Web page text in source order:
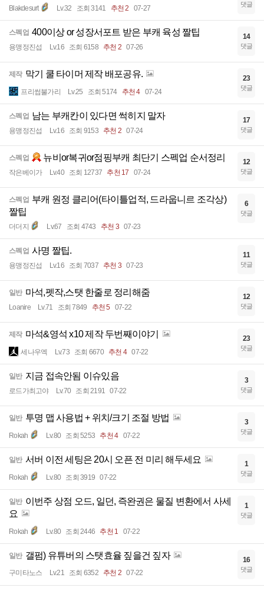
Blakdesurt Lv.32 조회 3141 추천 2 07-27 댓글
스펙업 400이상 or 성장서포트 받은 부캐 육성 짤팁
용맹정진섭 Lv.16 조회 6158 추천 2 07-26
14
댓글
제작 막기 쿨 타이머 제작 배포공유.
프리썹불가리 Lv.25 조회 5174 추천 4 07-24
23
댓글
스펙업 남는 부캐칸이 있다면 썩히지 말자
용맹정진섭 Lv.16 조회 9153 추천 2 07-24
17
댓글
스펙업 뉴비or복귀or점핑부캐 최단기 스펙업 순서정리
작은베이가 Lv.40 조회 12737 추천 17 07-24
12
댓글
스펙업 부캐 원정 클리어(타이틀업적, 드라웁니르 조각상)
짤팁
더더지 Lv.67 조회 4743 추천 3 07-23
6
댓글
스펙업 사명 짤팁.
용맹정진섭 Lv.16 조회 7037 추천 3 07-23
11
댓글
일반 마석,펫작,스탯 한줄로 정리해줌
Loanire Lv.71 조회 7849 추천 5 07-22
12
댓글
제작 마석&영석 x10 제작 두번째이야기
세나우엑 Lv.73 조회 6670 추천 4 07-22
23
댓글
일반 지금 접속안됨 이슈있음
로드가최고야 Lv.70 조회 2191 07-22
3
댓글
일반 투명 맵 사용법 + 위치/크기 조절 방법
Rokah Lv.80 조회 5253 추천 4 07-22
3
댓글
일반 서버 이전 세팅은 20시 오픈 전 미리 해두세요
Rokah Lv.80 조회 3919 07-22
1
댓글
일반 이번주 상점 오드, 일던, 즉완권은 물질 변환에서 사세
요
Rokah Lv.80 조회 2446 추천 1 07-22
1
댓글
일반 갤펌) 유튜버의 스탯효율 짚을건 짚자
구미타노스 Lv.21 조회 6352 추천 2 07-22
16
댓글